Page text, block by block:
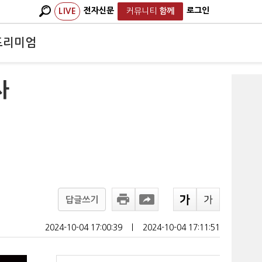
LIVE 전자신문 커뮤니티 함께 로그인
리미엄
답글쓰기
2024-10-04 17:00:39 2024-10-04 17:11:51